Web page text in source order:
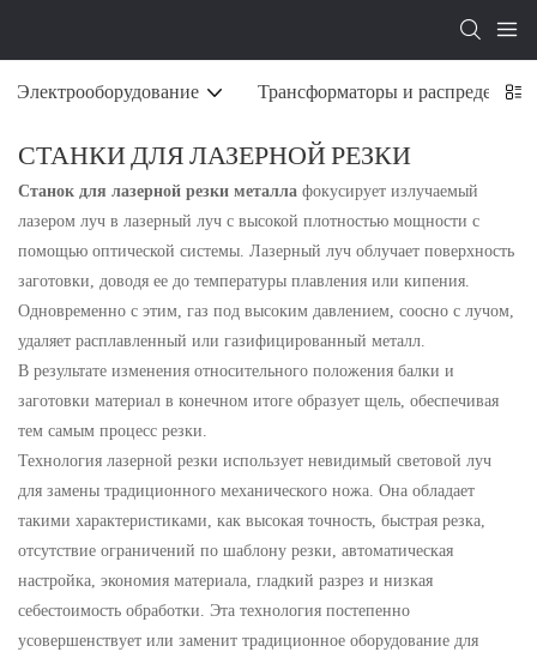
Электрооборудование Трансформаторы и
СТАНКИ ДЛЯ ЛАЗЕРНОЙ РЕЗКИ
Станок для лазерной резки металла фокусирует излучаемый
лазером луч в лазерный луч с высокой плотностью мощности с
помощью оптической системы. Лазерный луч облучает поверхность
заготовки, доводя ее до температуры плавления или кипения.
Одновременно с этим, газ под высоким давлением, соосно с лучом,
удаляет расплавленный или газифицированный металл.
В результате изменения относительного положения балки и
заготовки материал в конечном итоге образует щель, обеспечивая
тем самым процесс резки.
Технология лазерной резки использует невидимый световой луч
для замены традиционного механического ножа. Она обладает
такими характеристиками, как высокая точность, быстрая резка,
отсутствие ограничений по шаблону резки, автоматическая
настройка, экономия материала, гладкий разрез и низкая
себестоимость обработки. Эта технология постепенно
усовершенствует или заменит традиционное оборудование для